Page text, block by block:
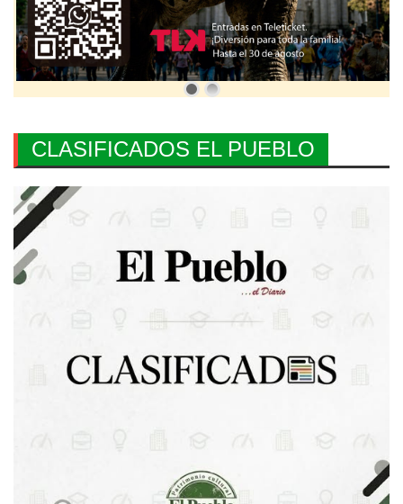
CLASIFICADOS EL PUEBLO